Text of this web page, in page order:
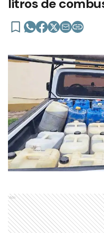
litros de
Ads